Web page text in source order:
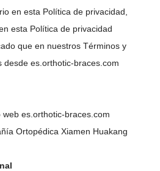
en esta Política de privacidad,
esta Política de privacidad
que en nuestros Términos y
desde es.orthotic-braces.com
web es.orthotic-braces.com
Ortopédica Xiamen Huakang